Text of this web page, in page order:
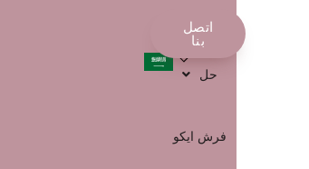
محل
حل
فرش ايكو
اتصل
بنا
العربية